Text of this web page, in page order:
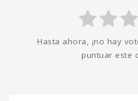
Hasta ahora, ¡no hay
puntuar este